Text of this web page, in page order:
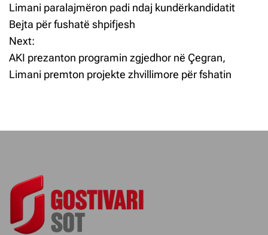
ë
v
i
e
p
Limani paralajmëron padi ndaj kundërkandidatit
Bejta për fushatë shpifjesh
Next:
AKI prezanton programin zgjedhor në Çegran,
Limani premton projekte zhvillimore për fshatin